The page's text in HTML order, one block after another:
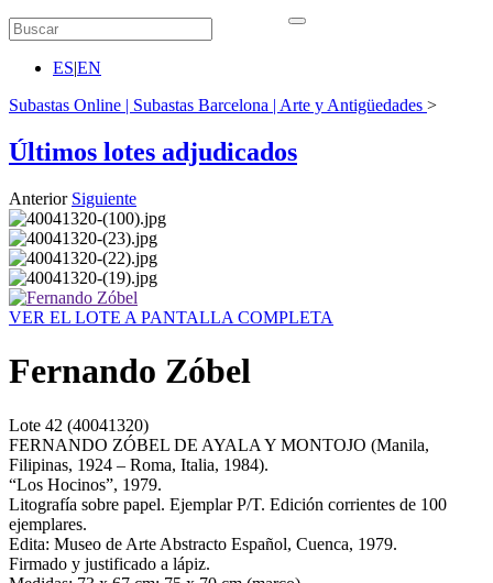
ES|EN
Subastas Online | Subastas Barcelona | Arte y Antigüedades >
Últimos lotes adjudicados
Anterior Siguiente
VER EL LOTE A PANTALLA COMPLETA
Fernando Zóbel
Lote 42 (40041320)
FERNANDO ZÓBEL DE AYALA Y MONTOJO (Manila,
Filipinas, 1924 – Roma, Italia, 1984).
“Los Hocinos”, 1979.
Litografía sobre papel. Ejemplar P/T. Edición corrientes de 100
ejemplares.
Edita: Museo de Arte Abstracto Español, Cuenca, 1979.
Firmado y justificado a lápiz.